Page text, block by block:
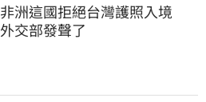
非洲這國拒絕台灣護照入境
外交部發聲了